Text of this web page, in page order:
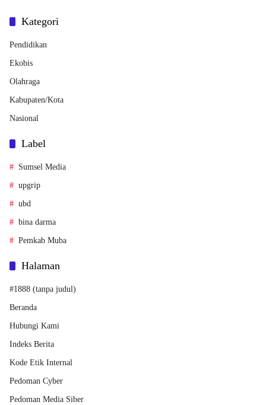
Kategori
Pendidikan
Ekobis
Olahraga
Kabupaten/Kota
Nasional
Label
Sumsel Media
upgrip
ubd
bina darma
Pemkab Muba
Halaman
#1888 (tanpa judul)
Beranda
Hubungi Kami
Indeks Berita
Kode Etik Internal
Pedoman Cyber
Pedoman Media Siber